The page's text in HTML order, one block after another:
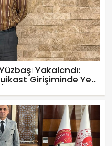
Yakalandı:
Girişiminde Yer
İtiraf Etti